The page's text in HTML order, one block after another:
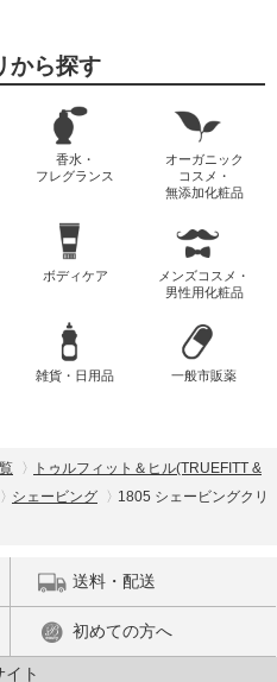
から探す
香水・
フレグランス
オーガニック
コスメ・
無添加化粧品
ボディケア
メンズコスメ・
男性用化粧品
雑貨・日用品 一般市販薬
トゥルフィット＆ヒル(TRUEFITT &
シェービング
1805 シェービングクリ
送料・配送
初めての方へ
ト